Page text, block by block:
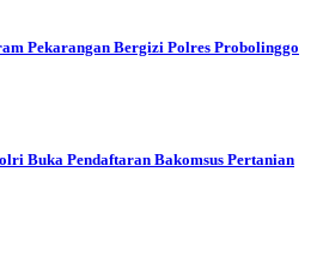
Pekarangan Bergizi Polres Probolinggo
Buka Pendaftaran Bakomsus Pertanian